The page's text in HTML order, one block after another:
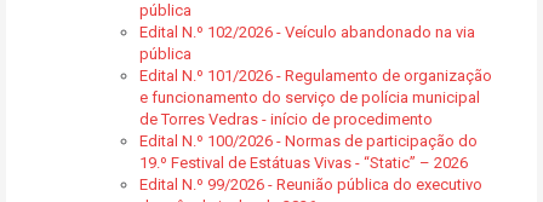
pública
Edital N.º 102/2026 - Veículo abandonado na via
pública
Edital N.º 101/2026 - Regulamento de organização
e funcionamento do serviço de polícia municipal
de Torres Vedras - início de procedimento
Edital N.º 100/2026 - Normas de participação do
19.º Festival de Estátuas Vivas - “Static” – 2026
Edital N.º 99/2026 - Reunião pública do executivo